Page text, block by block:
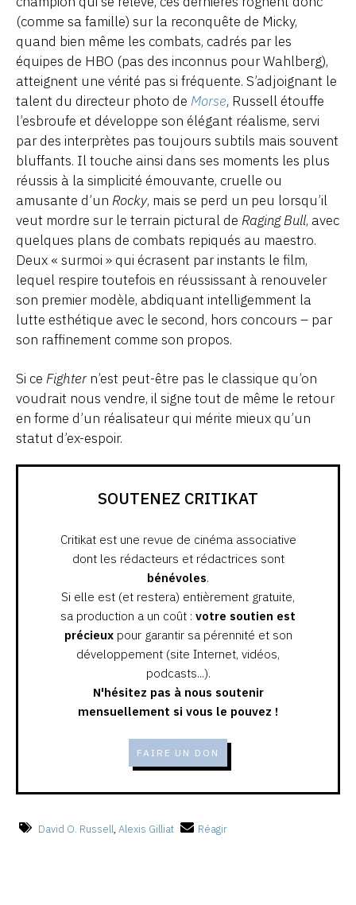
(comme sa famille) sur la reconquête de Micky,
quand bien même les combats, cadrés par les
équipes de HBO (pas des inconnus pour Wahlberg),
atteignent une vérité pas si fréquente. S’adjoignant le
talent du directeur photo de Morse, Russell étouffe
l’esbroufe et développe son élégant réalisme, servi
par des interprètes pas toujours subtils mais souvent
bluffants. Il touche ainsi dans ses moments les plus
réussis à la simplicité émouvante, cruelle ou
amusante d’un Rocky, mais se perd un peu lorsqu’il
veut mordre sur le terrain pictural de Raging Bull, avec
quelques plans de combats repiqués au maestro.
Deux « surmoi » qui écrasent par instants le film,
lequel respire toutefois en réussissant à renouveler
son premier modèle, abdiquant intelligemment la
lutte esthétique avec le second, hors concours – par
son raffinement comme son propos.
Si ce Fightern’est peut-être pas le classique qu’on
voudrait nous vendre, il signe tout de même le retour
en forme d’un réalisateur qui mérite mieux qu’un
statut d’ex-espoir.
SOUTENEZ CRITIKAT
Critikat est une revue de cinéma associative
dont les rédacteurs et rédactrices sont
bénévoles.
Si elle est (et restera) entièrement gratuite,
sa production a un coût : votre soutien est
précieuxpour garantir sa pérennité et son
développement (site Internet, vidéos,
podcasts...).
N'hésitez pas à nous soutenir
mensuellement si vous le pouvez !
FAIRE UN DON
David O. Russell, Alexis Gilliat Réagir